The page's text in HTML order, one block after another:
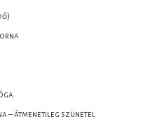
– átmenetileg szünetel